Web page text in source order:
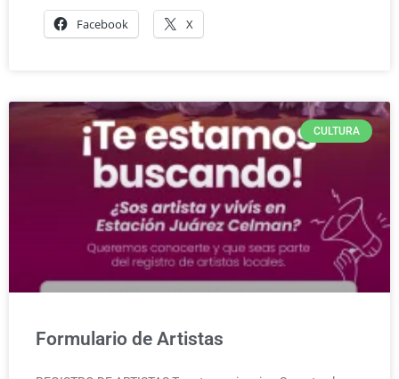
Facebook X
CULTURA
Formulario de Artistas